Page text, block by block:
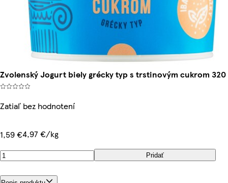
Zvolenský Jogurt biely grécky typ s trstinovým cukrom 320
Zatiaľ bez hodnotení
1,59 €4,97 €/kg
Pridať